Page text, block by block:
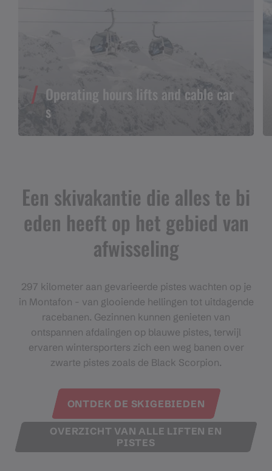
Operating hours lifts and cable car
s
Een skivakantie die alles te bi
eden heeft op het gebied van
afwisseling
297 kilometer aan gevarieerde pistes wachten op je
in Montafon - van glooiende hellingen tot uitdagende
racebanen. Gezinnen kunnen genieten van
ontspannen afdalingen op blauwe pistes, terwijl
ervaren wintersporters zich een weg banen over
zwarte pistes zoals de Black Scorpion.
ONTDEK DE SKIGEBIEDEN
OVERZICHT VAN ALLE LIFTEN EN
PISTES